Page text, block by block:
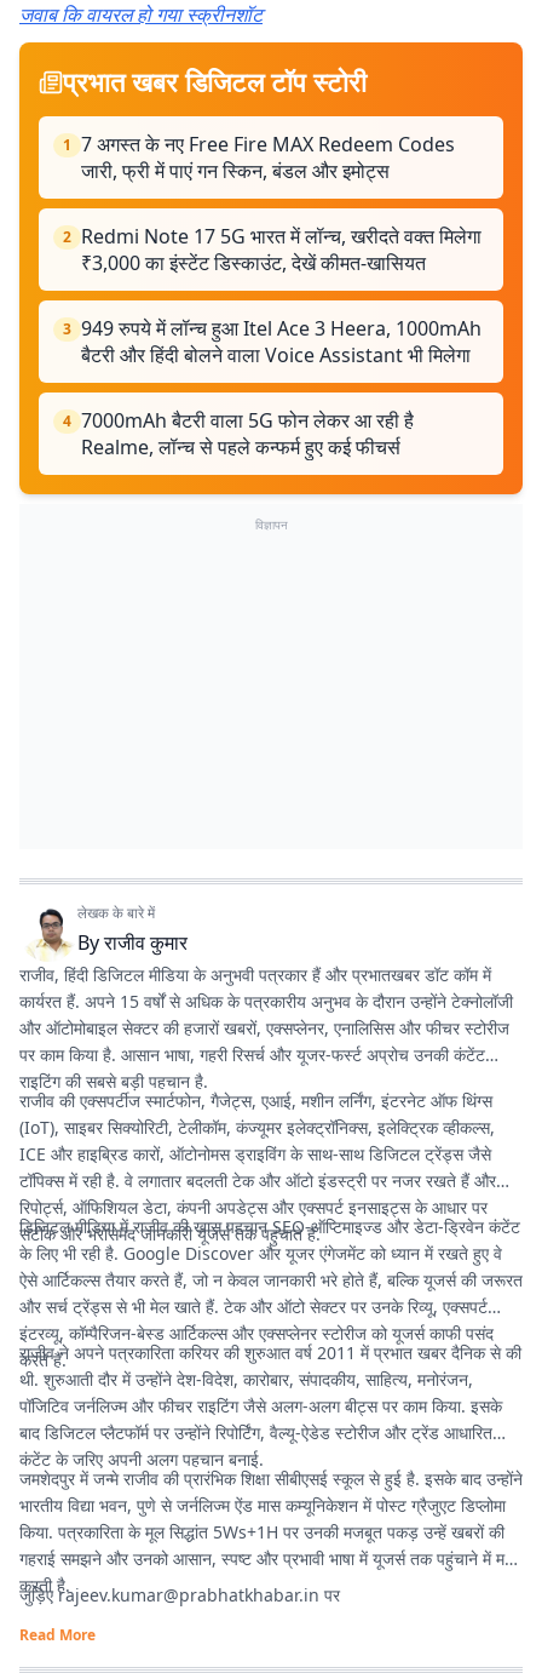
जवाब कि वायरल हो गया स्क्रीनशॉट
प्रभात खबर डिजिटल टॉप स्टोरी
1 7 अगस्त के नए Free Fire MAX Redeem Codes
जारी, फ्री में पाएं गन स्किन, बंडल और इमोट्स
2 Redmi Note 17 5G भारत में लॉन्च, खरीदते वक्त मिलेगा
₹3,000 का इंस्टेंट डिस्काउंट, देखें कीमत-खासियत
3 949 रुपये में लॉन्च हुआ Itel Ace 3 Heera, 1000mAh
बैटरी और हिंदी बोलने वाला Voice Assistant भी मिलेगा
4 7000mAh बैटरी वाला 5G फोन लेकर आ रही है
Realme, लॉन्च से पहले कन्फर्म हुए कई फीचर्स
विज्ञापन
लेखक के बारे में
Byराजीव कुमार
राजीव, हिंदी डिजिटल मीडिया के अनुभवी पत्रकार हैं और प्रभातखबर डॉट कॉम में
कार्यरत हैं. अपने 15 वर्षों से अधिक के पत्रकारीय अनुभव के दौरान उन्होंने टेक्नोलॉजी
और ऑटोमोबाइल सेक्टर की हजारों खबरों, एक्सप्लेनर, एनालिसिस और फीचर स्टोरीज
पर काम किया है. आसान भाषा, गहरी रिसर्च और यूजर-फर्स्ट अप्रोच उनकी कंटेंट
राइटिंग की सबसे बड़ी पहचान है.
राजीव की एक्सपर्टीज स्मार्टफोन, गैजेट्स, एआई, मशीन लर्निंग, इंटरनेट ऑफ थिंग्स
(IoT), साइबर सिक्योरिटी, टेलीकॉम, कंज्यूमर इलेक्ट्रॉनिक्स, इलेक्ट्रिक व्हीकल्स,
ICE और हाइब्रिड कारों, ऑटोनोमस ड्राइविंग के साथ-साथ डिजिटल ट्रेंड्स जैसे
टॉपिक्स में रही है. वे लगातार बदलती टेक और ऑटो इंडस्ट्री पर नजर रखते हैं और
रिपोर्ट्स, ऑफिशियल डेटा, कंपनी अपडेट्स और एक्सपर्ट इनसाइट्स के आधार पर
सटीक और भरोसेमंद जानकारी यूजर्स तक पहुंचाते हैं.
डिजिटल मीडिया में राजीव की खास पहचान SEO-ऑप्टिमाइज्ड और डेटा-ड्रिवेन कंटेंट
के लिए भी रही है. Google Discover और यूजर एंगेजमेंट को ध्यान में रखते हुए वे
ऐसे आर्टिकल्स तैयार करते हैं, जो न केवल जानकारी भरे होते हैं, बल्कि यूजर्स की जरूरत
और सर्च ट्रेंड्स से भी मेल खाते हैं. टेक और ऑटो सेक्टर पर उनके रिव्यू, एक्सपर्ट
इंटरव्यू, कॉम्पैरिजन-बेस्ड आर्टिकल्स और एक्सप्लेनर स्टोरीज को यूजर्स काफी पसंद
करते हैं.
राजीव ने अपने पत्रकारिता करियर की शुरुआत वर्ष 2011 में प्रभात खबर दैनिक से की
थी. शुरुआती दौर में उन्होंने देश-विदेश, कारोबार, संपादकीय, साहित्य, मनोरंजन,
पॉजिटिव जर्नलिज्म और फीचर राइटिंग जैसे अलग-अलग बीट्स पर काम किया. इसके
बाद डिजिटल प्लैटफॉर्म पर उन्होंने रिपोर्टिंग, वैल्यू-ऐडेड स्टोरीज और ट्रेंड आधारित
कंटेंट के जरिए अपनी अलग पहचान बनाई.
जमशेदपुर में जन्मे राजीव की प्रारंभिक शिक्षा सीबीएसई स्कूल से हुई है. इसके बाद उन्होंने
भारतीय विद्या भवन, पुणे से जर्नलिज्म ऐंड मास कम्यूनिकेशन में पोस्ट ग्रैजुएट डिप्लोमा
किया. पत्रकारिता के मूल सिद्धांत 5Ws+1H पर उनकी मजबूत पकड़ उन्हें खबरों की
गहराई समझने और उनको आसान, स्पष्ट और प्रभावी भाषा में यूजर्स तक पहुंचाने में मदद
करती है.
जुड़िएrajeev.kumar@prabhatkhabar.in पर
Read More